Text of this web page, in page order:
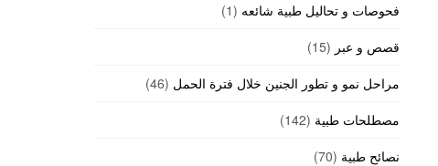
فحوصات و تحاليل طبية شائعه (1)
قصص و عبر (15)
مراحل نمو و تطور الجنين خلال فترة الحمل (46)
مصطلحات طبية (142)
نصائح طبية (70)